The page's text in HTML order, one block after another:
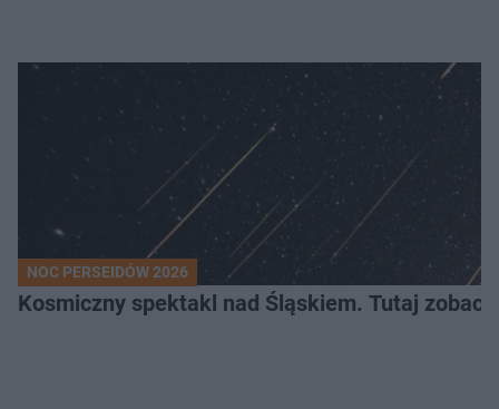
NOC PERSEIDÓW 2026
Kosmiczny spektakl nad Śląskiem. Tutaj